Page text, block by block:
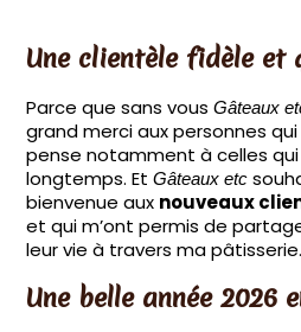
Une clientèle fidèle et
Parce que sans vous Gâteaux
grand merci aux personnes
pense notamment à celles
longtemps. Et Gâteaux etc
bienvenue aux nouveaux
et qui m’ont permis de
leur vie à travers ma pâtisserie.
Une belle année 2026